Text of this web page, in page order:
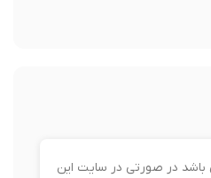
در صورتی در سایت این